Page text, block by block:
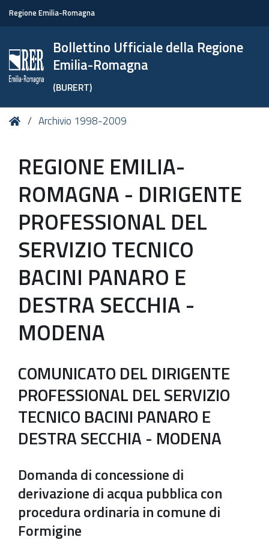
Regione Emilia-Romagna
Bollettino Ufficiale della Regione
Emilia-Romagna
(BURERT)
Tu HomeArchivio 1998-2009
REGIONE EMILIA-
ROMAGNA - DIRIGENTE
PROFESSIONAL DEL
SERVIZIO TECNICO
BACINI PANARO E
DESTRA SECCHIA -
MODENA
COMUNICATO DEL DIRIGENTE
PROFESSIONAL DEL SERVIZIO
TECNICO BACINI PANARO E
DESTRA SECCHIA - MODENA
Domanda di concessione di
derivazione di acqua pubblica con
procedura ordinaria in comune di
Formigine